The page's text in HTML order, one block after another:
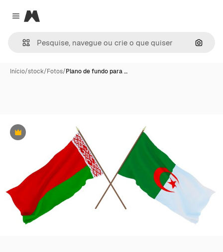
Close menu
Magnific
Início/stock/Fotos/Plano de fundo para …
Premium